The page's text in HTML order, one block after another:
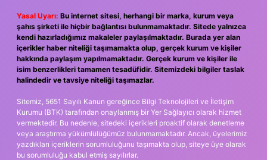
Yasal Uyarı: Bu internet sitesi, herhangi bir marka, kurum veya
şahıs şirketi ile hiçbir bağlantısı bulunmamaktadır. Sitede yalnızca
kendi hazırladığımız makaleler paylaşılmaktadır. Burada yer alan
içerikler haber niteliği taşımamakta olup, gerçek kurum ve kişiler
hakkında paylaşım yapılmamaktadır. Gerçek kurum ve kişiler ile
isim benzerlikleri tamamen tesadüfidir. Sitemizdeki bilgiler taslak
halindedir ve tavsiye niteliği taşımazlar.
Sitemiz, 5651 Sayılı Kanun gereğince Bilgi Teknolojileri ve İletişim
Kurumu (BTK) tarafından onaylanmış bir Yer Sağlayıcı olarak hizmet
vermektedir. Bu nedenle, sitedeki içerikleri proaktif olarak denetleme
veya araştırma yükümlülüğümüz bulunmamaktadır. Ancak, üyelerimiz
yazdıkları içeriklerin sorumluluğunu taşımakta olup, siteye üye olarak
bu sorumluluğu kabul etmiş sayılırlar.